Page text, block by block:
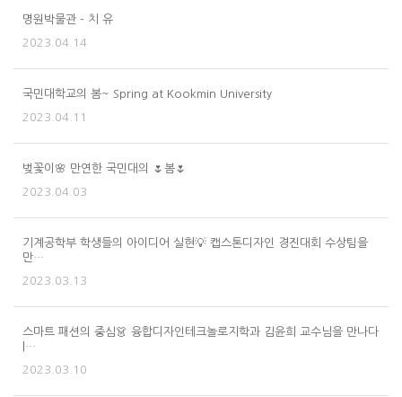
명원박물관 - 치 유
2023.04.14
국민대학교의 봄~ Spring at Kookmin University
2023.04.11
벚꽃이🌸 만연한 국민대의 🌷봄🌷
2023.04.03
기계공학부 학생들의 아이디어 실현💡 캡스톤디자인 경진대회 수상팀을
만…
2023.03.13
스마트 패션의 중심👗 융합디자인테크놀로지학과 김윤희 교수님을 만나다
|…
2023.03.10